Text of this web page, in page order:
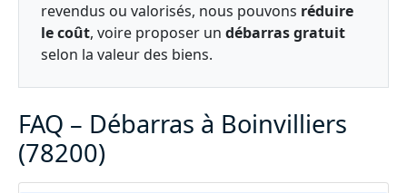
revendus ou valorisés, nous pouvons réduire
le coût, voire proposer un débarras gratuit
selon la valeur des biens.
FAQ – Débarras à Boinvilliers
(78200)